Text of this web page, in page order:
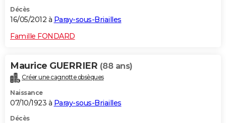
Décès
16/05/2012 à Paray-sous-Briailles
Famille FONDARD
Maurice GUERRIER (88 ans)
Créer une cagnotte obsèques
Naissance
07/10/1923 à Paray-sous-Briailles
Décès